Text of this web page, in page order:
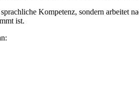
Kompetenz, sondern arbeitet
ist.